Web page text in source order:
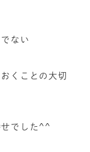
ない
くことの大切
せでした^^